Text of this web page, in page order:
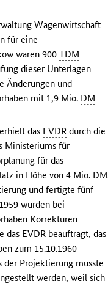
Wagenwirtschaft
für eine
waren 900TDM
dieser Unterlagen
Änderungen und
mit 1,9 Mio. DM
das EVDR durch die
Ministeriums für
für das
in Höhe von 4 Mio. DM
und fertigte fünf
wurden bei
Korrekturen
das EVDR beauftragt, das
zum 15.10.1960
der Projektierung musste
werden, weil sich